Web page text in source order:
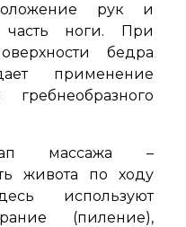
рук и
часть ноги. При
бедра
применение
массажа –
живота по ходу
используют
(пиление),